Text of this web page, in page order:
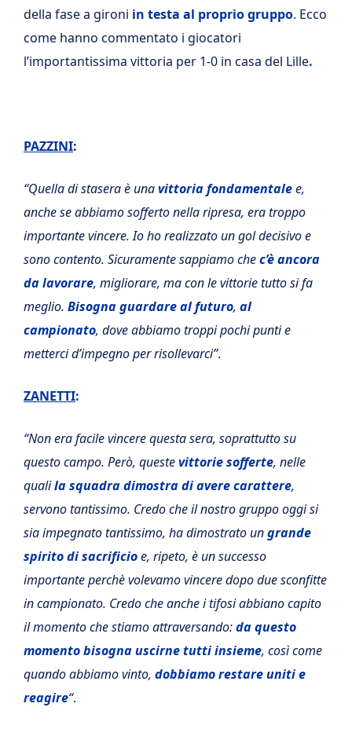
della fase a gironi in testa al proprio gruppo. Ecco
come hanno commentato i giocatori
l’importantissima vittoria per 1-0 in casa del Lille.
PAZZINI:
“Quella di stasera è unavittoria fondamentalee,
anche se abbiamo sofferto nella ripresa, era troppo
importante vincere. Io ho realizzato un gol decisivo e
sono contento. Sicuramente sappiamo chec’è ancora
da lavorare, migliorare, ma con le vittorie tutto si fa
meglio. Bisogna guardare al futuro, al
campionato, dove abbiamo troppi pochi punti e
metterci d’impegno per risollevarci”.
ZANETTI:
“Non era facile vincere questa sera, soprattutto su
questo campo. Però, questevittorie sofferte, nelle
qualila squadra dimostra di avere carattere,
servono tantissimo. Credo che il nostro gruppo oggi si
sia impegnato tantissimo, ha dimostrato ungrande
spirito di sacrificioe, ripeto, è un successo
importante perchè volevamo vincere dopo due sconfitte
in campionato. Credo che anche i tifosi abbiano capito
il momento che stiamo attraversando:da questo
momento bisogna uscirne tutti insieme, così come
quando abbiamo vinto, dobbiamo restare uniti e
reagire“.